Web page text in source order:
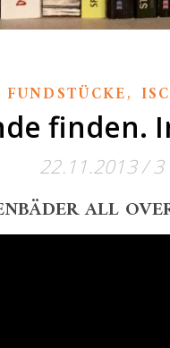
FUNDSTÜCKE,
finden.
22.11.2013/ 3
ALL